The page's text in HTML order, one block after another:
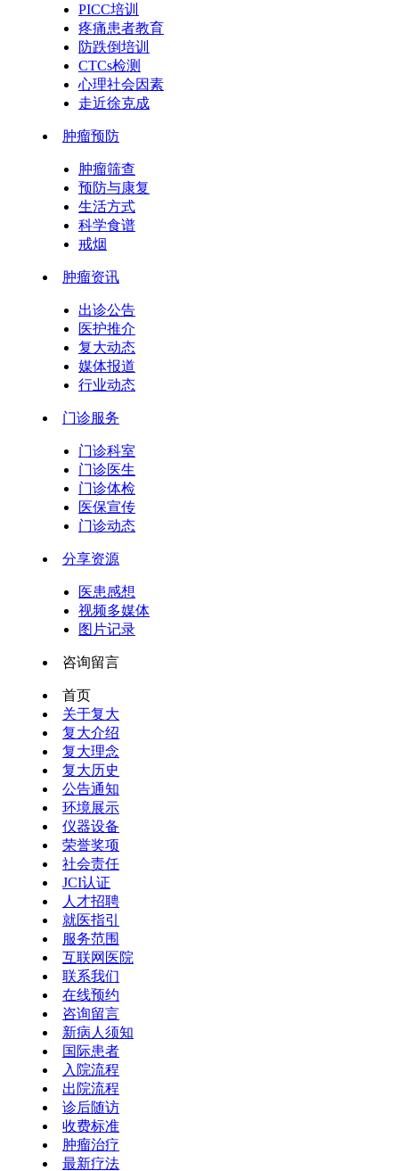
PICC培训
疼痛患者教育
防跌倒培训
CTCs检测
心理社会因素
走近徐克成
肿瘤预防
肿瘤筛查
预防与康复
生活方式
科学食谱
戒烟
肿瘤资讯
出诊公告
医护推介
复大动态
媒体报道
行业动态
门诊服务
门诊科室
门诊医生
门诊体检
医保宣传
门诊动态
分享资源
医患感想
视频多媒体
图片记录
咨询留言
首页
关于复大
复大介绍
复大理念
复大历史
公告通知
环境展示
仪器设备
荣誉奖项
社会责任
JCI认证
人才招聘
就医指引
服务范围
互联网医院
联系我们
在线预约
咨询留言
新病人须知
国际患者
入院流程
出院流程
诊后随访
收费标准
肿瘤治疗
最新疗法